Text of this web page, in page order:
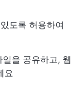
도록 허용하여
을 공유하고, 웹
요